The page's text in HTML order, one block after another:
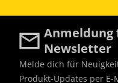
Anmeldung
Newsletter
Melde dich für
Produkt-Updates per E-